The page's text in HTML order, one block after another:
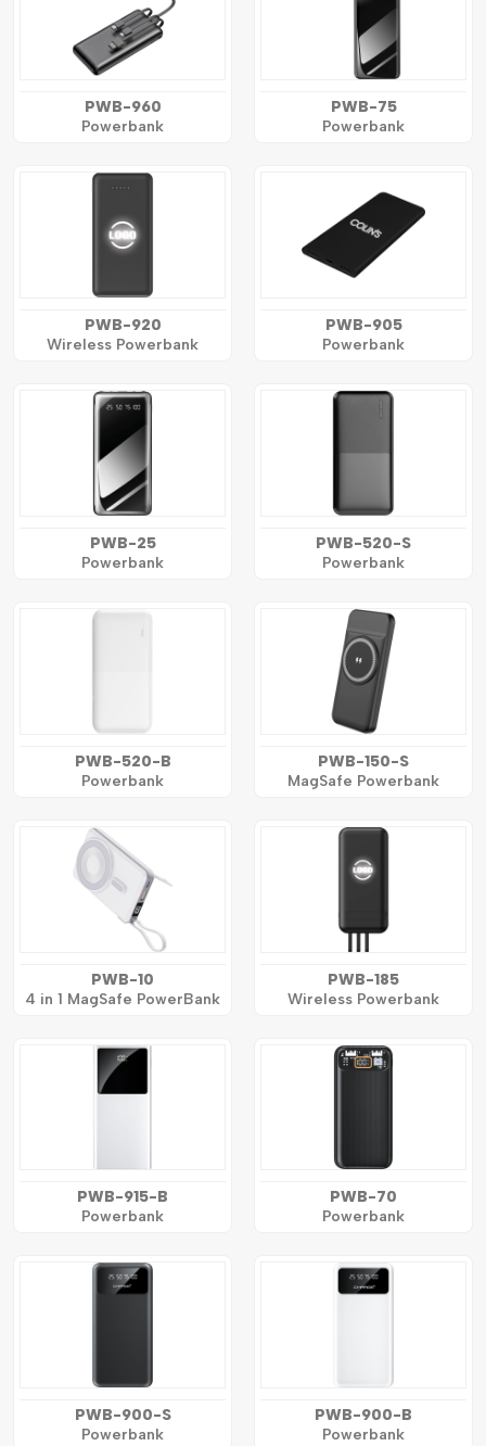
PWB-960
Powerbank
PWB-75
Powerbank
PWB-920
Wireless Powerbank
PWB-905
Powerbank
PWB-25
Powerbank
PWB-520-S
Powerbank
PWB-520-B
Powerbank
PWB-150-S
MagSafe Powerbank
PWB-10
4 in 1 MagSafe PowerBank
PWB-185
Wireless Powerbank
PWB-915-B
Powerbank
PWB-70
Powerbank
PWB-900-S
Powerbank
PWB-900-B
Powerbank